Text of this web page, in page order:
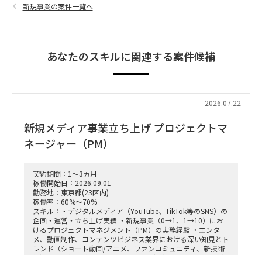
新規事業の案件一覧へ
あなたのスキルに関連する案件候補
2026.07.22
新規メディア事業立ち上げ プロジェクトマ
ネージャー（PM）
契約期間：1～3ヵ月
稼働開始日：2026.09.01
勤務地：東京都(23区内)
稼働率：60%～70%
スキル：・デジタルメディア（YouTube、TikTok等のSNS）の
企画・運営・立ち上げ実績 ・新規事業（0→1、1→10）にお
けるプロジェクトマネジメント（PM）の実務経験 ・エンタ
メ、動画制作、コンテンツビジネス業界における深い知見とト
レンド（ショート動画/アニメ、ファンコミュニティ、新技術